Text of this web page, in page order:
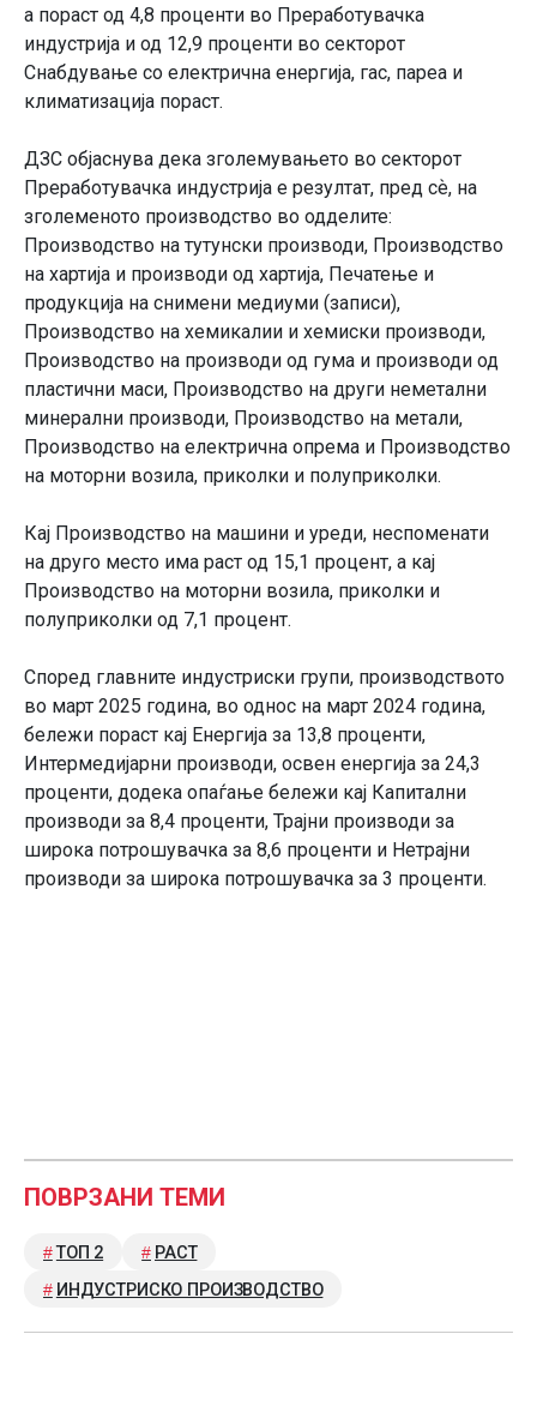
а пораст од 4,8 проценти во Преработувачка
индустрија и од 12,9 проценти во секторот
Снабдување со електрична енергија, гас, пареа и
климатизација пораст.
ДЗС објаснува дека зголемувањето во секторот
Преработувачка индустрија е резултат, пред сѐ, на
зголеменото производство во одделите:
Производство на тутунски производи, Производство
на хартија и производи од хартија, Печатење и
продукција на снимени медиуми (записи),
Производство на хемикалии и хемиски производи,
Производство на производи од гума и производи од
пластични маси, Производство на други неметални
минерални производи, Производство на метали,
Производство на електрична опрема и Производство
на моторни возила, приколки и полуприколки.
Кај Производство на машини и уреди, неспоменати
на друго место има раст од 15,1 процент, а кај
Производство на моторни возила, приколки и
полуприколки од 7,1 процент.
Според главните индустриски групи, производството
во март 2025 година, во однос на март 2024 година,
бележи пораст кај Енергија за 13,8 проценти,
Интермедијарни производи, освен енергија за 24,3
проценти, додека опаѓање бележи кај Капитални
производи за 8,4 проценти, Трајни производи за
широка потрошувачка за 8,6 проценти и Нетрајни
производи за широка потрошувачка за 3 проценти.
ПОВРЗАНИ ТЕМИ
ТОП 2
РАСТ
ИНДУСТРИСКО ПРОИЗВОДСТВО